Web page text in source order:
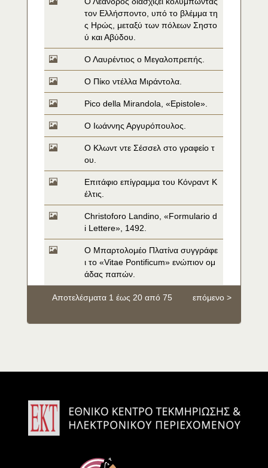
τον Ελλήσποντο, υπό το βλέμμα τη
ς Ηρώς, μεταξύ των πόλεων Σηστο
ύ και Αβύδου.
Ο Λαυρέντιος ο Μεγαλοπρεπής.
Ο Πίκο ντέλλα Μιράντολα.
Pico della Mirandola, «Epistole».
Ο Ιωάννης Αργυρόπουλος.
Ο Κλωντ ντε Σέσσελ στο γραφείο τ
ου.
Επιτάφιο επίγραμμα του Κόνραντ Κ
έλτις.
Christoforo Landino, «Formulario d
i Lettere», 1492.
O Μπαρτολομέο Πλατίνα συγγράφε
ι το «Vitae Pontificum» ενώπιον ομ
άδας παπών.
Αποτελέσματα 1 έως 20 από 75 επόμενο >